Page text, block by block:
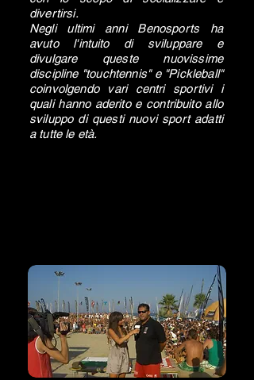
divertirsi.
Negli ultimi anni Benosports ha
avuto l'intuito di sviluppare e
divulgare queste nuovissime
discipline "touchtennis" e "Pickleball"
coinvolgendo vari centri sportivi i
quali hanno aderito e contribuito allo
sviluppo di questi nuovi sport adatti
a tutte le età.